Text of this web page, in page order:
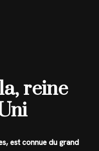
reine
est connue du grand